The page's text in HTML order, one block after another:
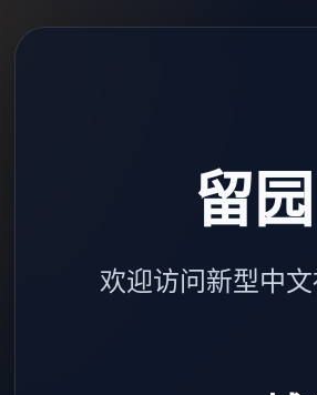
留
欢迎访问新型中